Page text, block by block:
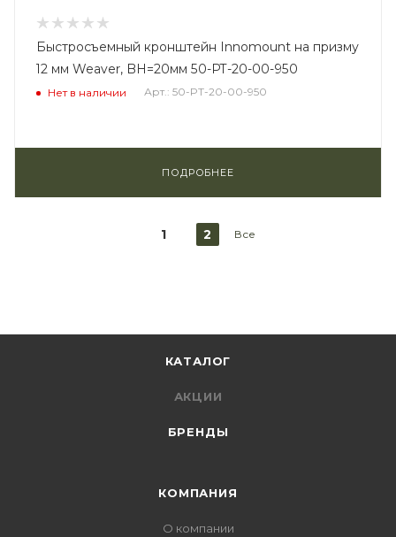
Быстросъемный кронштейн Innomount на призму
12 мм Weaver, BH=20мм 50-PT-20-00-950
Нет в наличии Арт.: 50-PT-20-00-950
ПОДРОБНЕЕ
1 2 Все
КАТАЛОГ
АКЦИИ
БРЕНДЫ
КОМПАНИЯ
О компании